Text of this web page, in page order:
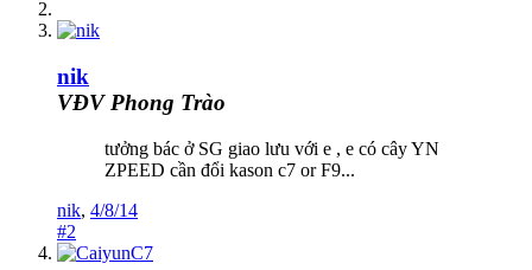
nik
VĐV Phong Trào
tưởng bác ở SG giao lưu với e , e có cây YN
ZPEED cần đổi kason c7 or F9...
nik, 4/8/14
#2